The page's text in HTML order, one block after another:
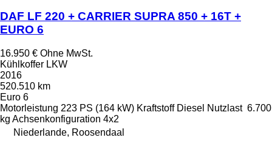
DAF LF 220 + CARRIER SUPRA 850 + 16T +
EURO 6
16.950 € Ohne MwSt.
Kühlkoffer LKW
2016
520.510 km
Euro 6
Motorleistung 223 PS (164 kW) Kraftstoff Diesel Nutzlast 6.700
kg Achsenkonfiguration 4x2
Niederlande, Roosendaal